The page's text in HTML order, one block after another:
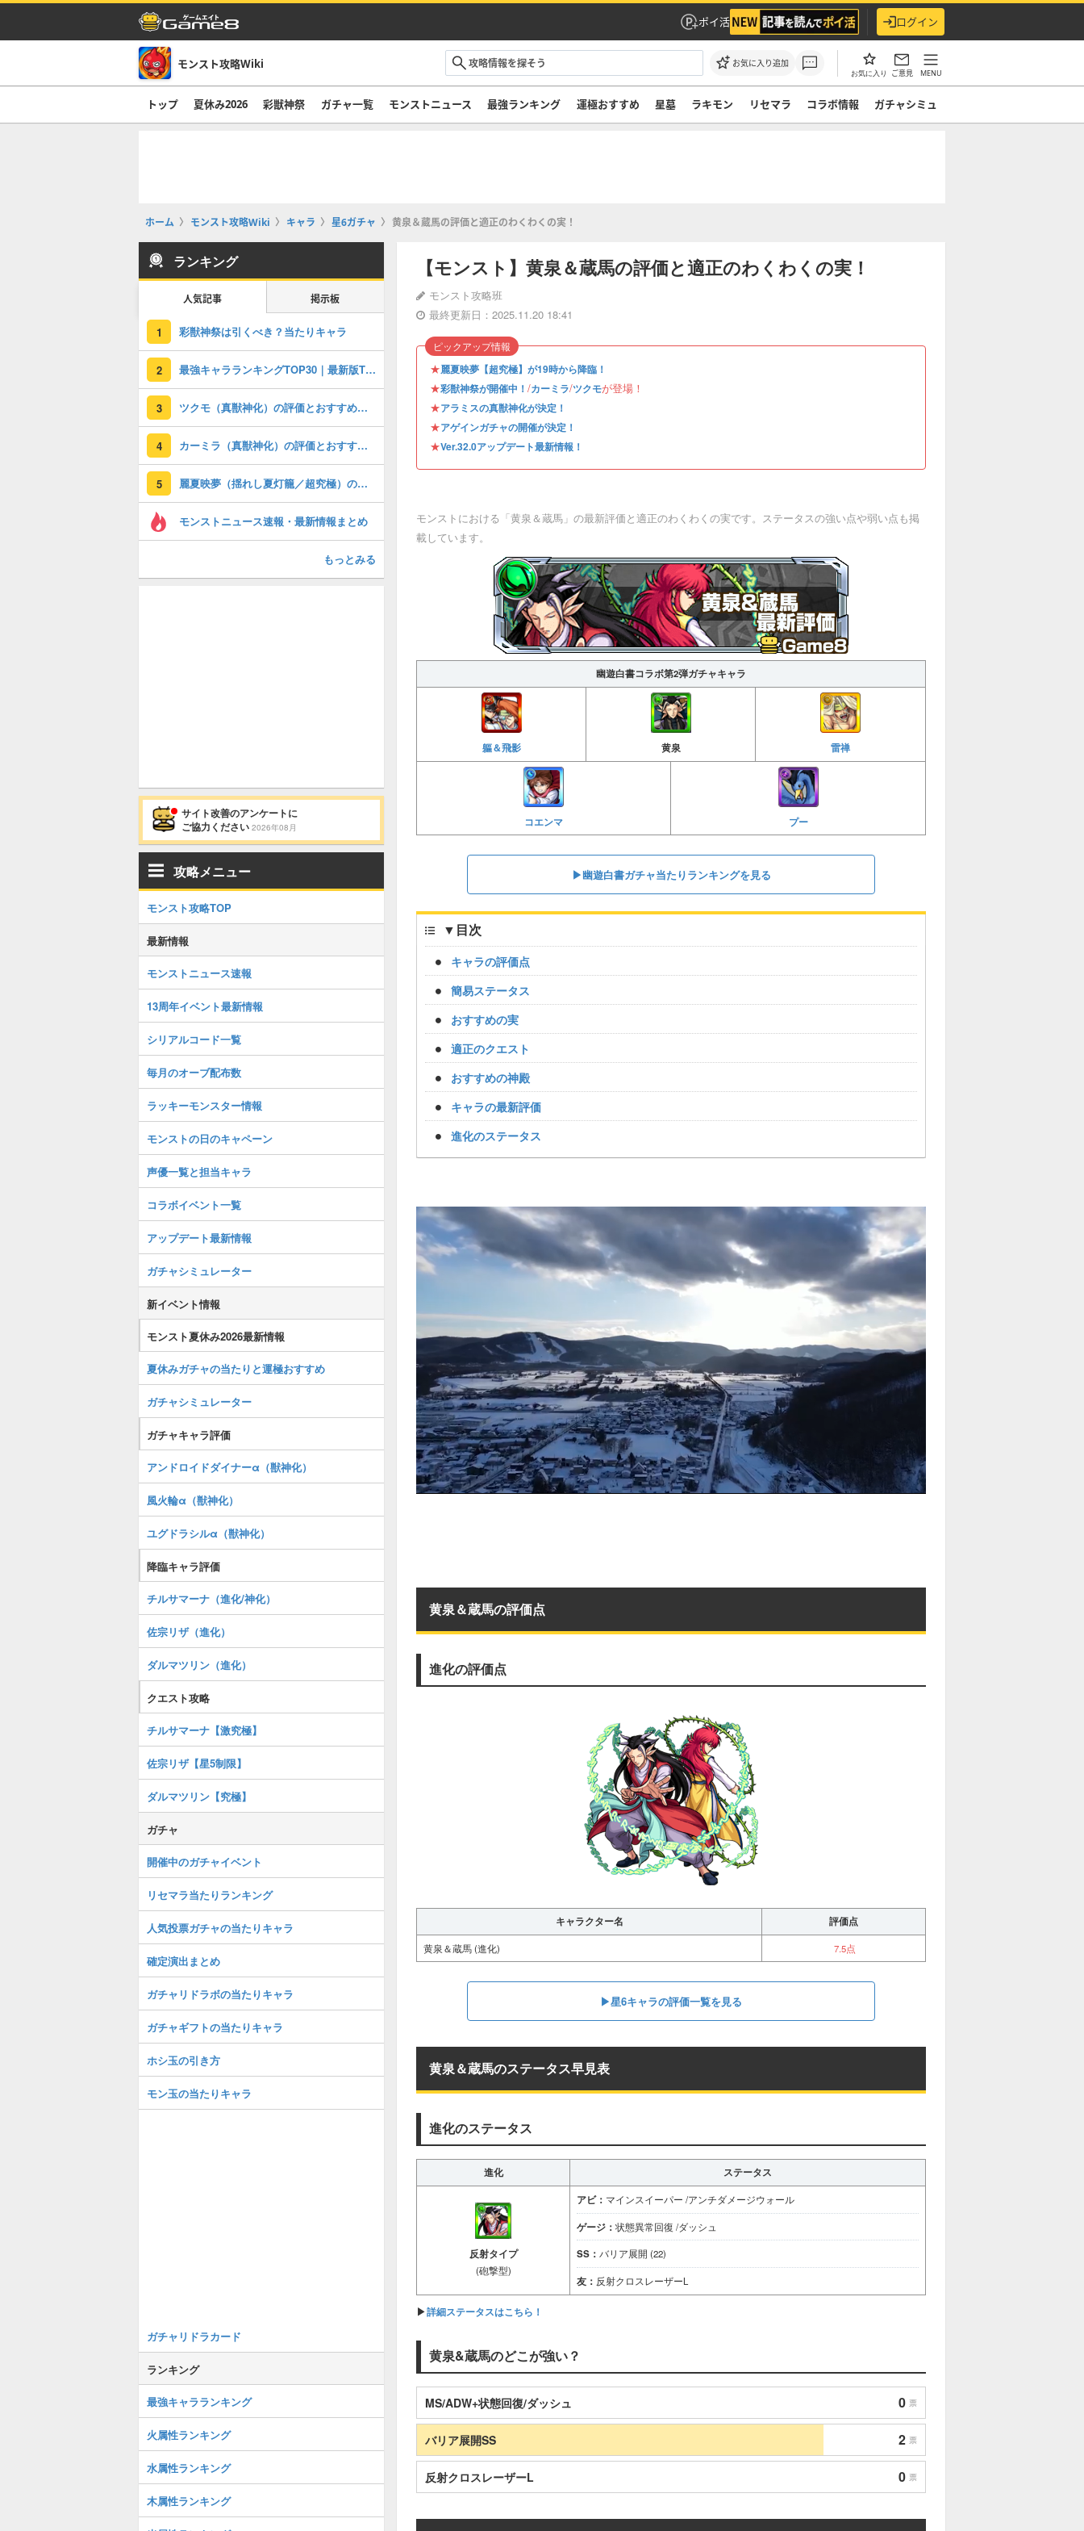
ポイ活 ログイン
モンスト攻略Wiki お気に入り追加
お気に入り ご意見 MENU
トップ 夏休み2026 彩獣神祭 ガチャ一覧 モンストニュース 最強ランキング 運極おすすめ 星墓 ラキモン リセマラ コラボ情報 ガチャシミュ
ホーム モンスト攻略Wiki キャラ 星6ガチャ 黄泉＆蔵馬の評価と適正のわくわくの実！
【モンスト】黄泉＆蔵馬の評価と適正のわくわくの実！
モンスト攻略班
最終更新日：2025.11.20 18:41
★麗夏映夢【超究極】が19時から降臨！
★彩獣神祭が開催中！ /カーミラ/ツクモが登場！
★アラミスの真獣神化が決定！
★アゲインガチャの開催が決定！
★Ver.32.0アップデート最新情報！
ピックアップ情報
モンストにおける「黄泉＆蔵馬」の最新評価と適正のわくわくの実です。ステータスの強い点や弱い点も掲
載しています。
幽遊白書コラボ第2弾ガチャキャラ
軀＆飛影 黄泉 雷禅
コエンマ プー
▶幽遊白書ガチャ当たりランキングを見る
▼ 目次
キャラの評価点
簡易ステータス
おすすめの実
適正のクエスト
おすすめの神殿
キャラの最新評価
進化のステータス
黄泉＆蔵馬の評価点
進化の評価点
キャラクター名 評価点
黄泉＆蔵馬 (進化) 7.5点
▶星6キャラの評価一覧を見る
黄泉＆蔵馬のステータス早見表
進化のステータス
進化 ステータス
反射タイプ
(砲撃型)
アビ： マインスイーパー /アンチダメージウォール
ゲージ： 状態異常回復 /ダッシュ
SS： バリア展開 (22)
友： 反射クロスレーザーL
▶詳細ステータスはこちら！
黄泉&蔵馬のどこが強い？
MS/ADW+状態回復/ダッシュ 0 票
バリア展開SS 2 票
反射クロスレーザーL 0 票
ランキング
人気記事 掲示板
1 彩獣神祭は引くべき？当たりキャラ
2 最強キャラランキングTOP30｜最新版Tier
3 ツクモ（真獣神化）の評価とおすすめのわくわくの実
4 カーミラ（真獣神化）の評価とおすすめのわくわくの実
5 麗夏映夢（揺れし夏灯籠／超究極）の攻略と適正
モンストニュース速報・最新情報まとめ
もっとみる
サイト改善のアンケートに
ご協力ください 2026年08月
攻略メニュー
モンスト攻略TOP
最新情報
モンストニュース速報
13周年イベント最新情報
シリアルコード一覧
毎月のオーブ配布数
ラッキーモンスター情報
モンストの日のキャペーン
声優一覧と担当キャラ
コラボイベント一覧
アップデート最新情報
ガチャシミュレーター
新イベント情報
モンスト夏休み2026最新情報
夏休みガチャの当たりと運極おすすめ
ガチャシミュレーター
ガチャキャラ評価
アンドロイドダイナーα（獣神化）
風火輪α（獣神化）
ユグドラシルα（獣神化）
降臨キャラ評価
チルサマーナ（進化/神化）
佐宗リザ（進化）
ダルマツリン（進化）
クエスト攻略
チルサマーナ【激究極】
佐宗リザ【星5制限】
ダルマツリン【究極】
ガチャ
開催中のガチャイベント
リセマラ当たりランキング
人気投票ガチャの当たりキャラ
確定演出まとめ
ガチャリドラボの当たりキャラ
ガチャギフトの当たりキャラ
ホシ玉の引き方
モン玉の当たりキャラ
ガチャリドラカード
ランキング
最強キャラランキング
火属性ランキング
水属性ランキング
木属性ランキング